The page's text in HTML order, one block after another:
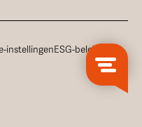
instellingenESG-beleid